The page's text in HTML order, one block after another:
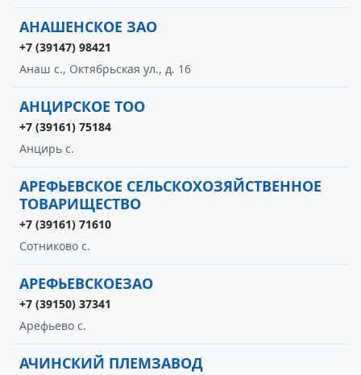
АНАШЕНСКОЕ ЗАО
+7 (39147) 98421
Анаш с., Октябрьская ул., д. 16
АНЦИРСКОЕ ТОО
+7 (39161) 75184
Анцирь с.
АРЕФЬЕВСКОЕ СЕЛЬСКОХОЗЯЙСТВЕННОЕ
ТОВАРИЩЕСТВО
+7 (39161) 71610
Сотниково с.
АРЕФЬЕВСКОЕЗАО
+7 (39150) 37341
Арефьево с.
АЧИНСКИЙ ПЛЕМЗАВОД